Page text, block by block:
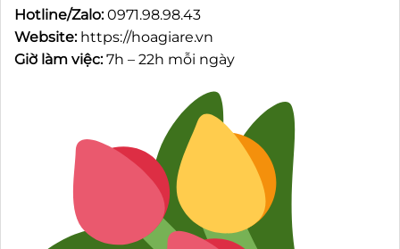
Hotline/Zalo:0971.98.98.43
Website: https://hoagiare.vn
Giờ làm việc:7h – 22h mỗi ngày